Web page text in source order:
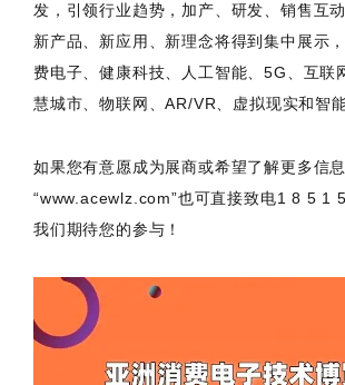
发，引领行业趋势，加产、研发、销售互
新产品、新应用、新理念将得到集中展示
费电子、健康科技、人工智能、5G、互联
慧城市、物联网、AR/VR、虚拟现实和智
如果您有意愿成为展商或希望了解更多信
“www.acewlz.com”也可直接致电1 8 5 1
我们期待您的参与！